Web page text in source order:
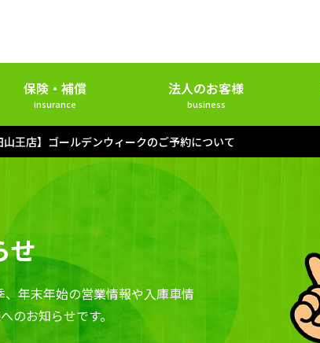
保険・補償
insurance
法人のお客様
business
山王店】ゴールデンウィークのご予約について
せ
年末年始の営業情報や入庫車情
のお知らせです。